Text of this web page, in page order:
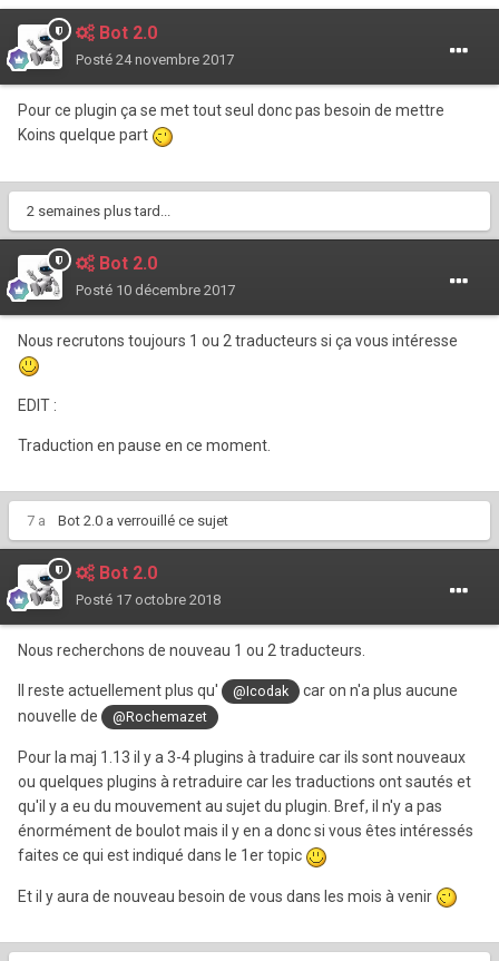
Bot 2.0
Posté 24 novembre 2017
Pour ce plugin ça se met tout seul donc pas besoin de mettre
Koins quelque part
2 semaines plus tard...
Bot 2.0
Posté 10 décembre 2017
Nous recrutons toujours 1 ou 2 traducteurs si ça vous intéresse
EDIT :
Traduction en pause en ce moment.
7 a Bot 2.0 a verrouillé ce sujet
Bot 2.0
Posté 17 octobre 2018
Nous recherchons de nouveau 1 ou 2 traducteurs.
Il reste actuellement plus qu' @Icodak
car on n'a plus aucune
nouvelle de
@Rochemazet
Pour la maj 1.13 il y a 3-4 plugins à traduire car ils sont nouveaux
ou quelques plugins à retraduire car les traductions ont sautés et
qu'il y a eu du mouvement au sujet du plugin. Bref, il n'y a pas
énormément de boulot mais il y en a donc si vous êtes intéressés
faites ce qui est indiqué dans le 1er topic
Et il y aura de nouveau besoin de vous dans les mois à venir